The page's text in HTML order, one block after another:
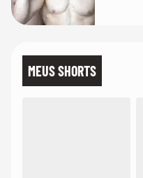
MEUS SHORTS